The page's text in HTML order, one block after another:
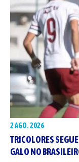
2 AGO. 2026
TRICOLORES
GALO NO